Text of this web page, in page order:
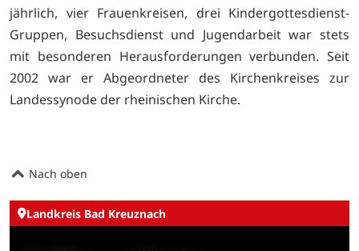
jährlich, vier Frauenkreisen, drei Kindergottesdienst-
Gruppen, Besuchsdienst und Jugendarbeit war stets
mit besonderen Herausforderungen verbunden. Seit
2002 war er Abgeordneter des Kirchenkreises zur
Landessynode der rheinischen Kirche.
Nach oben
Landkreis Bad Kreuznach